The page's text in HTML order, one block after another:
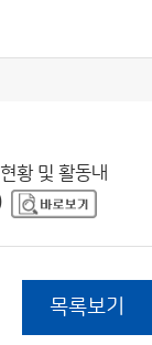
황 및 활동내
목록보기